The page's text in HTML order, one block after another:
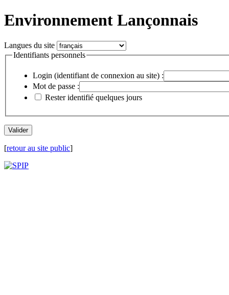
Environnement Lançonnais
Langues du site
Identifiants personnels
Login (identifiant de connexion au site) :
Mot de passe :
Rester identifié quelques jours
[retour au site public]